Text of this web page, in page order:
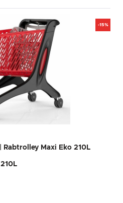
-15%
Rabtrolley Maxi Eko 210L